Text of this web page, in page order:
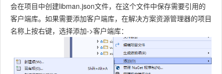
会在项目中创建libman.json文件，在这个文件中保存需要引用的
客户端库。如果需要添加客户端库，在解决方案资源管理器的项目
名称上按右键，选择添加->客户端库：